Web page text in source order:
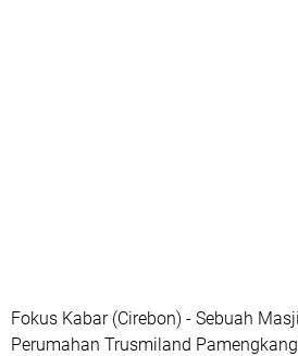
Fokus Kabar (Cirebon) - Sebuah
Perumahan Trusmiland